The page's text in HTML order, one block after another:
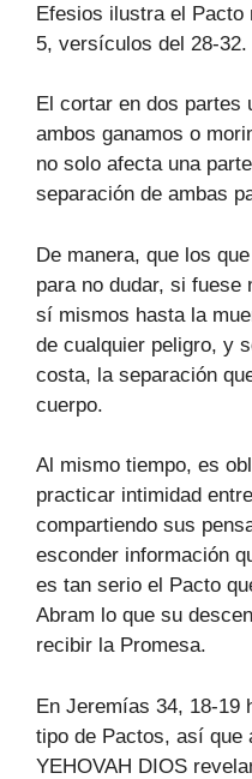
Efesios ilustra el Pacto
5, versículos del 28-32.
El cortar en dos partes
ambos ganamos o
no solo afecta una
separación de ambas
De manera, que los
para no dudar, si
sí mismos hasta la
de cualquier peligro, y
costa, la separación
cuerpo.
Al mismo tiempo, es
practicar intimidad
compartiendo sus
esconder información
es tan serio el Pacto
Abram lo que su
recibir la Promesa.
En Jeremías 34, 18-19
tipo de Pactos, así que
YEHOVAH DIOS